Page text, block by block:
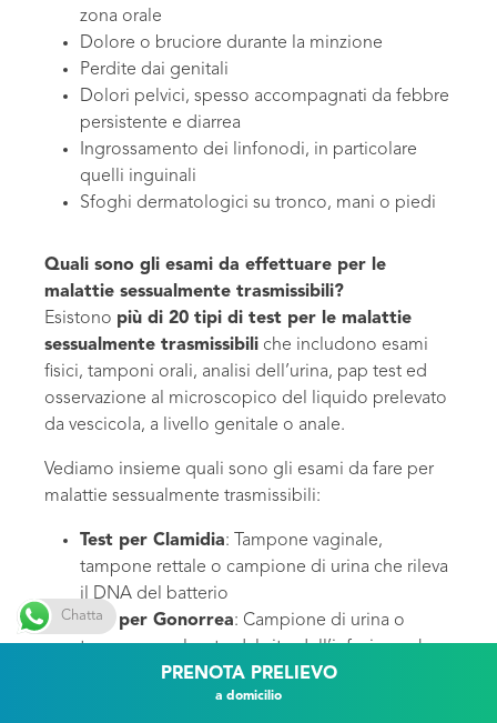
PRENOTA PRELIEVO
a domicilio
zona orale
Dolore o bruciore durante la minzione
Perdite dai genitali
Dolori pelvici, spesso accompagnati da febbre
persistente e diarrea
Ingrossamento dei linfonodi, in particolare
quelli inguinali
Sfoghi dermatologici su tronco, mani o piedi
Quali sono gli esami da effettuare per le
malattie sessualmente trasmissibili?
Esistono più di 20 tipi di test per le malattie
sessualmente trasmissibili che includono esami
fisici, tamponi orali, analisi dell’urina, pap test ed
osservazione al microscopico del liquido prelevato
da vescicola, a livello genitale o anale.
Vediamo insieme quali sono gli esami da fare per
malattie sessualmente trasmissibili:
Test per Clamidia: Tampone vaginale,
tampone rettale o campione di urina che rileva
il DNA del batterio
Test per Gonorrea: Campione di urina o
tampone prelevato dal sito dell’infezione che
rileva il DNA del batterio
Test per Epatite B: Campione di sangue che
Chatta